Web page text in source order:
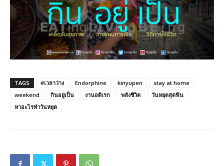
TAGS #เวลาว่าง Endorphine kinyupen
stay at home
weekend
กินอยู่เป็น งานอดิเรก พลังชีวิต
วันหยุดสุดฟิน
หาอะไรทำวันหยุด